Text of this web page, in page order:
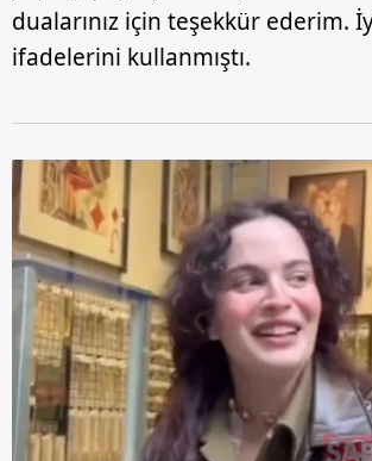
dualarınız için teşekkür ederim.
ifadelerini kullanmıştı.